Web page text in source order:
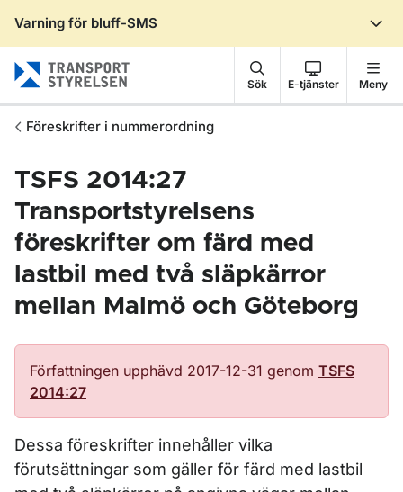
Varning för bluff-SMS
Sök E-tjänster Meny
Föreskrifter i nummerordning
TSFS 2014:27
Transportstyrelsens
föreskrifter om färd med
lastbil med två släpkärror
mellan Malmö och Göteborg
Författningen upphävd 2017-12-31 genom TSFS
2014:27
Dessa föreskrifter innehåller vilka
förutsättningar som gäller för färd med lastbil